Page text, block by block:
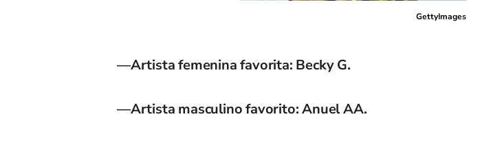
GettyImages
—Artista femenina favorita: Becky G.
—Artista masculino favorito: Anuel AA.